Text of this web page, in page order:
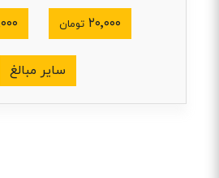
۲۰٬۰۰۰ تومان ۳۰٬۰۰۰
سایر مبالغ